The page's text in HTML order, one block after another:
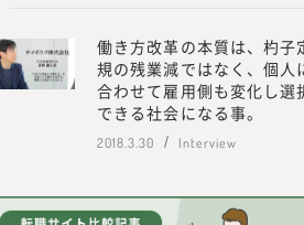
の働き方やキャリアに関す
研究所』を立ち上げ、メデ
ェッショナル人材の働き方や
てきました。
部プロフェッショナル人材
行い、情報を提供していく
方より「これらのノウハウ
多くいただく機会が増えま
働き方改革の本質は、杓子
規の残業減ではなく、個人
合わせて雇用側も変化し選
できる社会になる事。
2018.3.30 Interview